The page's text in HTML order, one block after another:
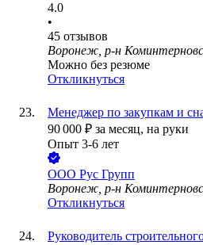
4.0
•
45 отзывов
Воронеж, р-н
Можно без резюме
Откликнуться
Менеджер по закупкам и
90 000 ₽ за месяц, на руки
Опыт 3-6 лет
ООО Рус Групп
Воронеж, р-н
Откликнуться
Руководитель